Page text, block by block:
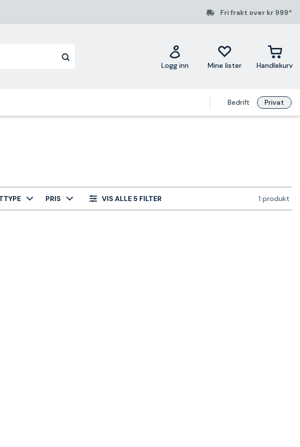
Fri frakt over kr 999*
Logg inn Mine lister Handlekurv
Bedrift Privat
PRIS VIS ALLE 5 FILTER 1 produkt